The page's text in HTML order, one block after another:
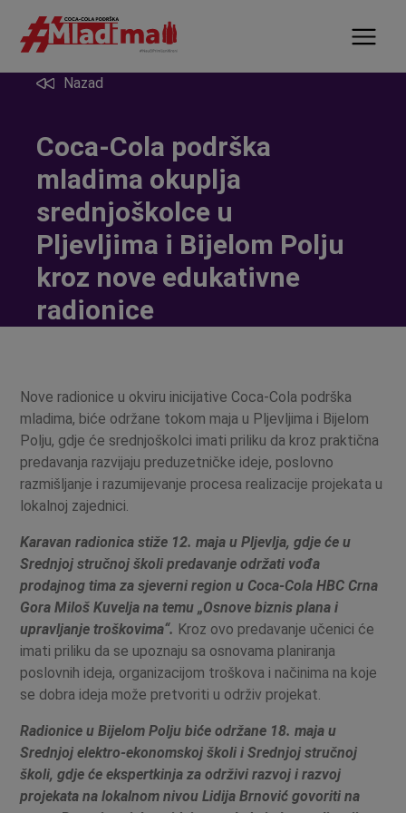
Nazad
Coca-Cola podrška
mladima okuplja
srednjoškolce u
Pljevljima i Bijelom Polju
kroz nove edukativne
radionice
Nove radionice u okviru inicijative Coca-Cola podrška
mladima, biće održane tokom maja u Pljevljima i Bijelom
Polju, gdje će srednjoškolci imati priliku da kroz praktična
predavanja razvijaju preduzetničke ideje, poslovno
razmišljanje i razumijevanje procesa realizacije projekata u
lokalnoj zajednici.
Karavan radionica stiže 12. maja u Pljevlja, gdje će u
Srednjoj stručnoj školi predavanje održati vođa
prodajnog tima za sjeverni region u Coca-Cola HBC Crna
Gora Miloš Kuvelja na temu „Osnove biznis plana i
upravljanje troškovima“. Kroz ovo predavanje učenici će
imati priliku da se upoznaju sa osnovama planiranja
poslovnih ideja, organizacijom troškova i načinima na koje
se dobra ideja može pretvoriti u održiv projekat.
Radionice u Bijelom Polju biće održane 18. maja u
Srednjoj elektro-ekonomskoj školi i Srednjoj stručnoj
školi, gdje će ekspertkinja za održivi razvoj i razvoj
projekata na lokalnom nivou Lidija Brnović govoriti na